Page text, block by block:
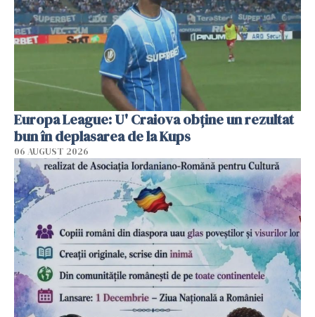
Europa League: U' Craiova obține un rezultat
bun în deplasarea de la Kups
06 AUGUST 2026